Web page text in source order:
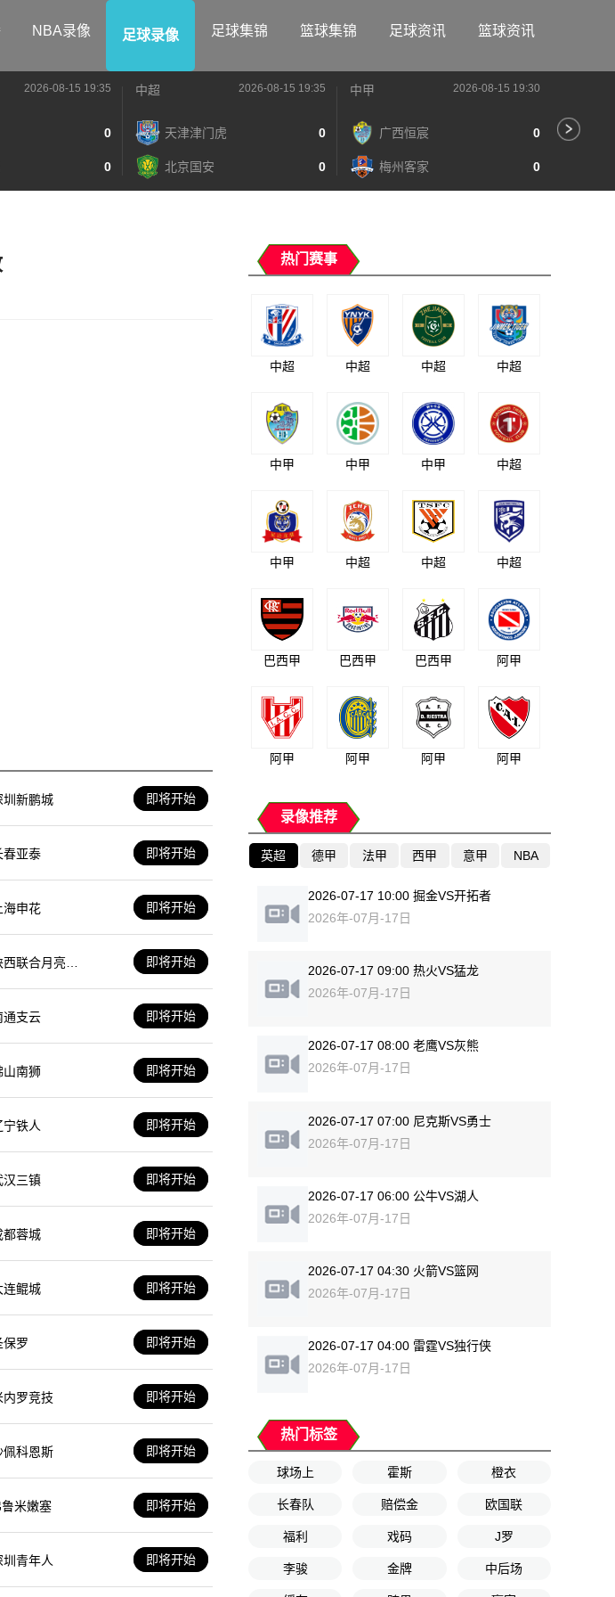
NBA录像 足球录像 足球集锦 篮球集锦 足球资讯 篮球资讯
2026-08-15 19:35
0
0
中超 2026-08-15 19:35
天津津门虎 0
北京国安 0
中甲 2026-08-15 19:30
广西恒宸 0
梅州客家 0
圳新鹏城 即将开始
春亚泰 即将开始
海申花 即将开始
西联合月亮泊
即将开始
通支云 即将开始
山南狮 即将开始
宁铁人 即将开始
汉三镇 即将开始
都蓉城 即将开始
连鲲城 即将开始
保罗 即将开始
内罗竞技 即将开始
佩科恩斯 即将开始
鲁米嫩塞 即将开始
圳青年人 即将开始
热门赛事
中超 中超 中超 中超
中甲 中甲 中甲 中超
中甲 中超 中超 中超
巴西甲 巴西甲 巴西甲 阿甲
阿甲 阿甲 阿甲 阿甲
录像推荐
英超 德甲 法甲 西甲 意甲 NBA
2026-07-17 10:00 掘金VS开拓者
2026年-07月-17日
2026-07-17 09:00 热火VS猛龙
2026年-07月-17日
2026-07-17 08:00 老鹰VS灰熊
2026年-07月-17日
2026-07-17 07:00 尼克斯VS勇士
2026年-07月-17日
2026-07-17 06:00 公牛VS湖人
2026年-07月-17日
2026-07-17 04:30 火箭VS篮网
2026年-07月-17日
2026-07-17 04:00 雷霆VS独行侠
2026年-07月-17日
热门标签
球场上 霍斯 橙衣
长春队 赔偿金 欧国联
福利 戏码 J罗
李骏 金牌 中后场